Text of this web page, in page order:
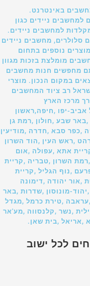
באינטרנט.
ניידים כגון
למחשבים ניידים.
סלולרים, מחשבים ניידים
נוספים בתחום
מומלצת בזכות מגוון
מחפשים חנות מחשבים
במקום הנכון. מוצרי
רב ציוד המחשבים
מרכז הארץ
אביב-יפו ,חיפה,ראשון
שבע ,חולון ,רמת גן
,כפר סבא ,חדרה ,מודיעין
,ראש העין ,הוד השרון
אתא ,עפולה ,אום
השרון ,טבריה ,קריית
,נוף הגליל ,קריית
,אור יהודה ,דימונה
מונוסון ,שדרות ,באר
,טירת כרמל ,מגדל
,נשר ,קלנסווה ,מע'אר
,אריאל ,בית שאן.
לכל ישוב